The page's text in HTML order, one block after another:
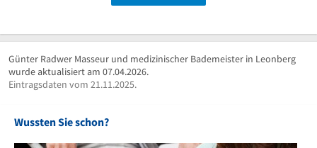
Günter Radwer Masseur und medizinischer Bademeister in Leonberg
wurde aktualisiert am 07.04.2026.
Eintragsdaten vom 21.11.2025.
Wussten Sie schon?